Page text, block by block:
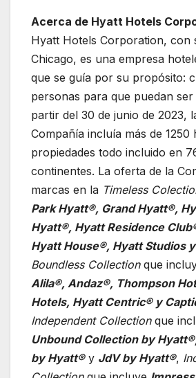
Acerca de Hyatt Hotels
Hyatt Hotels Corporation, con
Chicago, es una empresa
que se guía por su propósito:
personas para que puedan
partir del 30 de junio de 2023,
Compañía incluía más de 1250
propiedades todo incluido en
continentes. La oferta de la
marcas en la Timeless
Park Hyatt®, Grand Hyatt®,
Hyatt®, Hyatt Residence
Hyatt House®, Hyatt Studios
Boundless Collectionque
Alila®, Andaz®, Thompson
Hotels, Hyatt Centric® y
Independent Collectionque
Unbound Collection by
by Hyatt®y JdV by Hyatt®,